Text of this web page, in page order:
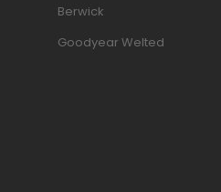
Berwick
Goodyear Welted